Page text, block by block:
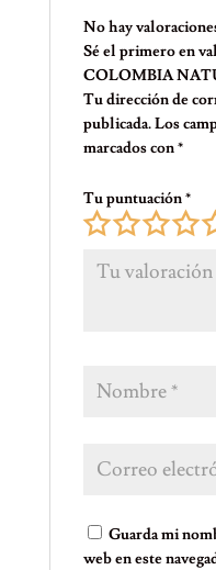
No hay
Sé el primero en
COLOMBIA
Tu dirección de
publicada.Los
marcados con*
Tu puntuación*
Guarda mi
web en este